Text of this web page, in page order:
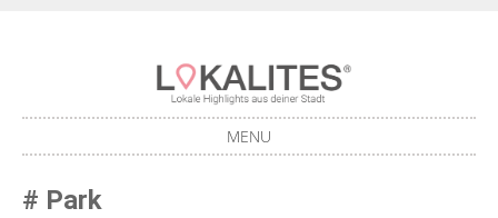
LOKALITES
Lokale Highlights aus deiner Stadt
MENU
TO Park